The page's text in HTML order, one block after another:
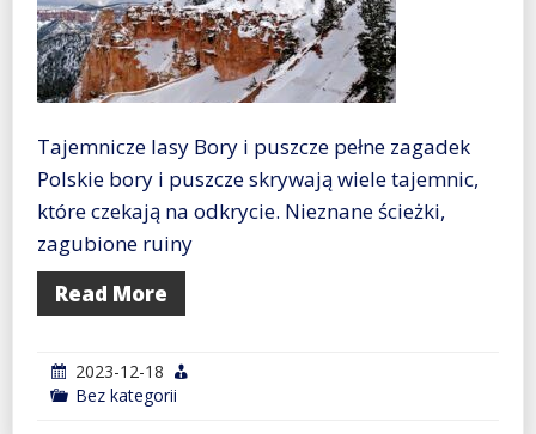
Tajemnicze lasy Bory i puszcze pełne zagadek
Polskie bory i puszcze skrywają wiele tajemnic,
które czekają na odkrycie. Nieznane ścieżki,
zagubione ruiny
Read More
2023-12-18
Bez kategorii